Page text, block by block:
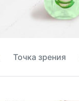
Точка зрения